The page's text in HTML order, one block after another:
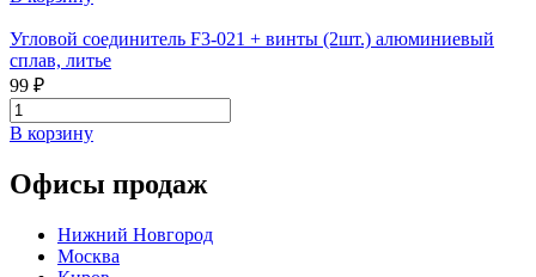
Угловой соединитель F3-021 + винты (2шт.) алюминиевый
сплав, литье
99 ₽
В корзину
Офисы продаж
Нижний Новгород
Москва